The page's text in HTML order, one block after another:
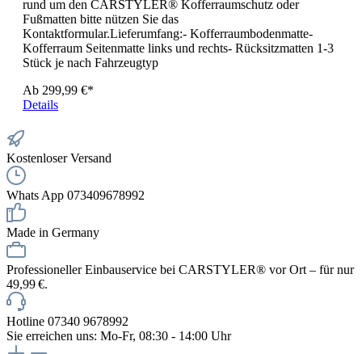
rund um den CARSTYLER® Kofferraumschutz oder
Fußmatten bitte nützen Sie das
Kontaktformular.Lieferumfang:- Kofferraumbodenmatte-
Kofferraum Seitenmatte links und rechts- Rücksitzmatten 1-3
Stück je nach Fahrzeugtyp
Ab 299,99 €*
Details
Kostenloser Versand
Whats App 073409678992
Made in Germany
Professioneller Einbauservice bei CARSTYLER® vor Ort – für nur
49,99 €.
Hotline 07340 9678992
Sie erreichen uns: Mo-Fr, 08:30 - 14:00 Uhr